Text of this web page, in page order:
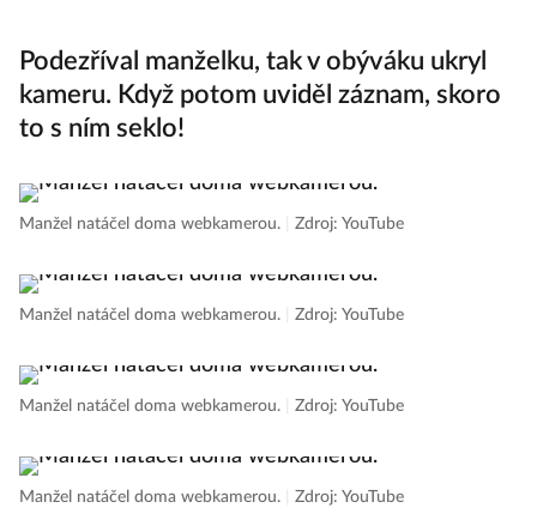
Podezříval manželku, tak v obýváku ukryl
kameru. Když potom uviděl záznam, skoro
to s ním seklo!
Manžel natáčel doma webkamerou. Zdroj: YouTube
Manžel natáčel doma webkamerou. Zdroj: YouTube
Manžel natáčel doma webkamerou. Zdroj: YouTube
Manžel natáčel doma webkamerou. Zdroj: YouTube